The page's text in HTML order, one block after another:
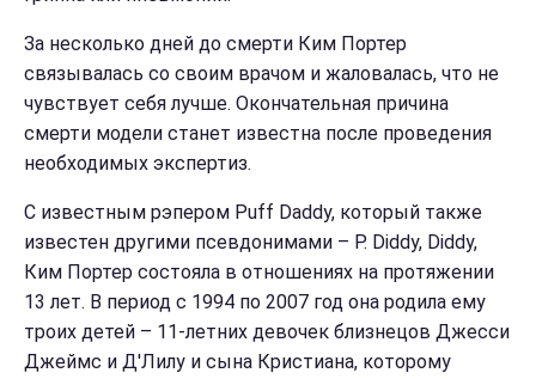
За несколько дней до смерти Ким Портер
связывалась со своим врачом и жаловалась, что не
чувствует себя лучше. Окончательная причина
смерти модели станет известна после проведения
необходимых экспертиз.
С известным рэпером Puff Daddy, который также
известен другими псевдонимами – P. Diddy, Diddy,
Ким Портер состояла в отношениях на протяжении
13 лет. В период с 1994 по 2007 год она родила ему
троих детей – 11-летних девочек близнецов Джесси
Джеймс и Д'Лилу и сына Кристиана, которому